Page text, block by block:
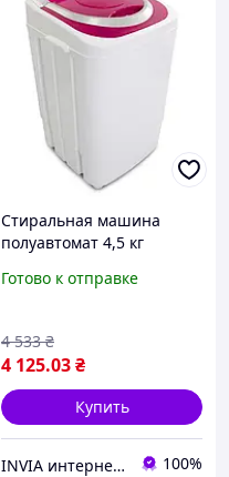
Стиральная машина
полуавтомат 4,5 кг
PRIME Technics PWA451SR
однобак
Готово к отправке
4 125.03₴
4 533 ₴
Купить
INVIA интернет магазин 100%